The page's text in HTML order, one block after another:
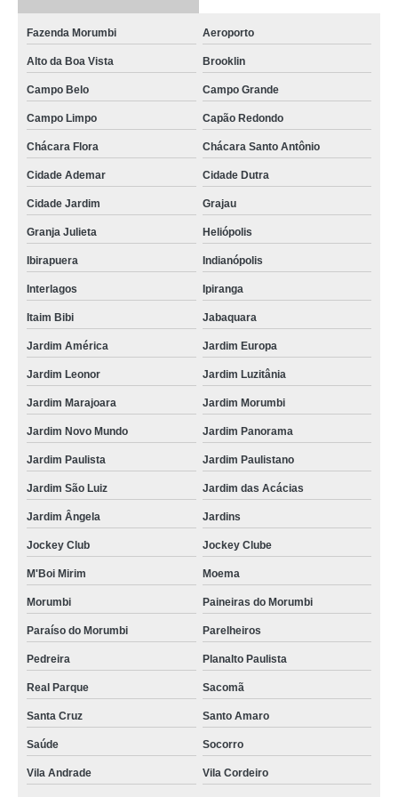
procuro por filtro hidráulico absoluto Porto Ferreira
onde encontro filtro hidráulico parker Piumhi
filtro hidráulico de sucção Taboão da Serra
onde encontro distribuidores de filtros hidráulicos Matão
onde encontro filtros hidráulicos distribuidores Congonhas
filtros hidráulicos distribuidores valores Parque São Lucas
procuro por filtro hidráulico de sucção Mineiros do Tietê
onde encontro filtro óleo hidráulico Jaú
procuro por filtros hidráulicos Itapeva
procuro por filtros hidráulicos industriais Mooca
onde encontro filtro óleo hidráulico Louveira
procuro por filtro hidráulico de pressão Vila Maria
procuro por filtro hidráulico de pressão Vila Morumbi
onde encontro filtro hidráulico de retorno Mineiros do Tietê
distribuidores de filtros hidráulicos valores Água Funda
distribuidor de filtro hidráulico Socorro
procuro por distribuidores de filtros hidráulicos Ribeirão Preto
filtros hidráulicos distribuidores Jardim Europa
onde encontro filtros hidráulicos Ribeirão Pires
procuro por filtros hidráulicos Araxá
distribuidores de filtros hidráulicos Taiobeiras
Fazenda Morumbi Aeroporto
Alto da Boa Vista Brooklin
Campo Belo Campo Grande
Campo Limpo Capão Redondo
Chácara Flora Chácara Santo Antônio
Cidade Ademar Cidade Dutra
Cidade Jardim Grajau
Granja Julieta Heliópolis
Ibirapuera Indianópolis
Interlagos Ipiranga
Itaim Bibi Jabaquara
Jardim América Jardim Europa
Jardim Leonor Jardim Luzitânia
Jardim Marajoara Jardim Morumbi
Jardim Novo Mundo Jardim Panorama
Jardim Paulista Jardim Paulistano
Jardim São Luiz Jardim das Acácias
Jardim Ângela Jardins
Jockey Club Jockey Clube
M'Boi Mirim Moema
Morumbi Paineiras do Morumbi
Paraíso do Morumbi Parelheiros
Pedreira Planalto Paulista
Real Parque Sacomã
Santa Cruz Santo Amaro
Saúde Socorro
Vila Andrade Vila Cordeiro